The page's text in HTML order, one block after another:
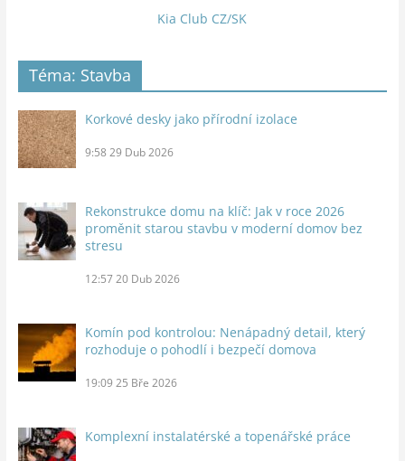
Kia Club CZ/SK
Téma: Stavba
Korkové desky jako přírodní izolace
9:58 29 Dub 2026
Rekonstrukce domu na klíč: Jak v roce 2026
proměnit starou stavbu v moderní domov bez
stresu
12:57 20 Dub 2026
Komín pod kontrolou: Nenápadný detail, který
rozhoduje o pohodlí i bezpečí domova
19:09 25 Bře 2026
Komplexní instalatérské a topenářské práce